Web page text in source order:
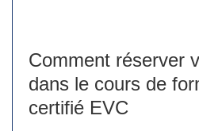
Comment réserver
dans le cours de
certifié EVC